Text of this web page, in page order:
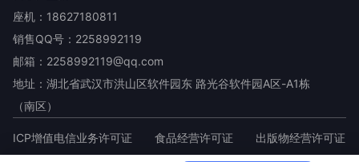
座机：18627180811
销售QQ号：2258992119
邮箱：2258992119@qq.com
地址：湖北省武汉市洪山区软件园东 路光谷软件园A区-A1栋
（南区）
ICP增值电信业务许可证 食品经营许可证
出版物经营许可证